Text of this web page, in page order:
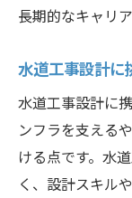
長期的なキャリ
水道工事設計に
水道工事設計に
ンフラを支える
ける点です。水
く、設計スキル